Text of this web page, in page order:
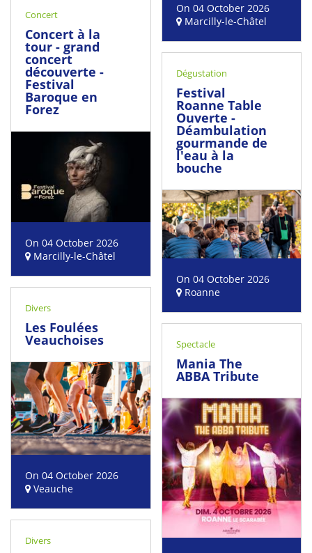
On 04 October 2026
Marcilly-le-Châtel
Concert
Concert à la
tour - grand
concert
découverte -
Festival
Baroque en
Forez
On 04 October 2026
Marcilly-le-Châtel
Dégustation
Festival
Roanne Table
Ouverte -
Déambulation
gourmande de
l'eau à la
bouche
On 04 October 2026
Roanne
Divers
Les Foulées
Veauchoises
On 04 October 2026
Veauche
Spectacle
Mania The
ABBA Tribute
Divers